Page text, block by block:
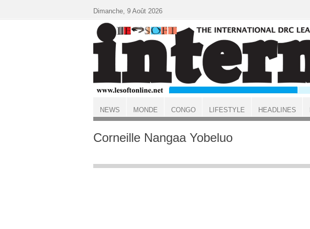
ACCUEIL
Corneille Nangaa Yobeluo
Dimanche, 9 Août 2026
NEWS MONDE CONGO LIFESTYLE HEADLINES